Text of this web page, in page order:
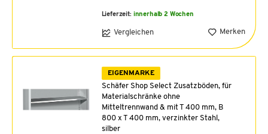
Lieferzeit: innerhalb 2 Wochen
Vergleichen Merken
EIGENMARKE
Schäfer Shop Select Zusatzböden, für
Materialschränke ohne
Mitteltrennwand & mit T 400 mm, B
800 x T 400 mm, verzinkter Stahl,
silber